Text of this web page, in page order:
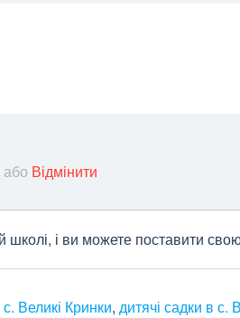
або Відмінити
школі, і ви можете поставити
Великі Кринки, дитячі садки в с.